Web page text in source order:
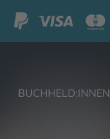
BUCHHELD:INNEN